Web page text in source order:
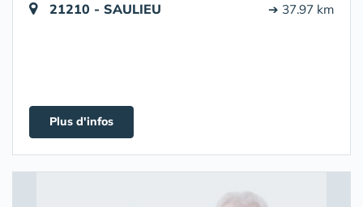
21210 - SAULIEU ➔ 37.97 km
Plus d'infos